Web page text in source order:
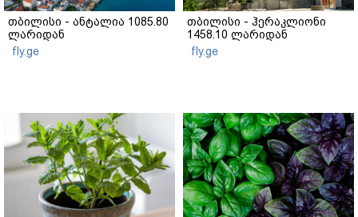
თბილისი - ანტალია 1085.80
ლარიდან
fly.ge
თბილისი - ჰერაკლიონი
1458.10 ლარიდან
fly.ge